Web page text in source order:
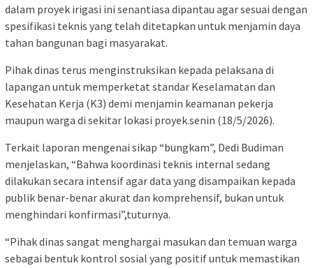
dalam proyek irigasi ini senantiasa dipantau agar sesuai dengan
spesifikasi teknis yang telah ditetapkan untuk menjamin daya
tahan bangunan bagi masyarakat.
​Pihak dinas terus menginstruksikan kepada pelaksana di
lapangan untuk memperketat standar Keselamatan dan
Kesehatan Kerja (K3) demi menjamin keamanan pekerja
maupun warga di sekitar lokasi proyek.senin (18/5/2026).
​Terkait laporan mengenai sikap “bungkam”, Dedi Budiman
menjelaskan, “Bahwa koordinasi teknis internal sedang
dilakukan secara intensif agar data yang disampaikan kepada
publik benar-benar akurat dan komprehensif, bukan untuk
menghindari konfirmasi”,tuturnya.
“Pihak dinas sangat menghargai masukan dan temuan warga
sebagai bentuk kontrol sosial yang positif untuk memastikan